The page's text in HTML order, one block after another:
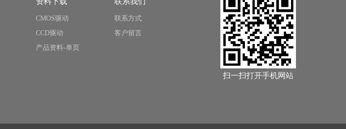
CMOS驱动
CCD驱动
产品资料-单页
联系方式
客户留言
扫一扫打开手机网站